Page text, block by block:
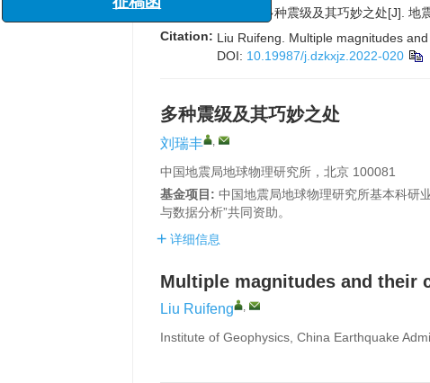
引用本文: 刘瑞丰. 多种震级及其巧妙之处[J].
Citation: Liu Ruifeng. Multiple magnitudes
DOI: 10.19987/j.dzkxjz.2022-020
多种震级及其巧妙之处
刘瑞丰 ,
中国地震局地球物理研究所，北京 100081
基金项目: 中国地震局地球物理研究所基本科研
与数据分析”共同资助。
详细信息
Multiple magnitudes and their
Liu Ruifeng ,
Institute of Geophysics, China Earthquake
“海洋工程与地震科学进展”专栏